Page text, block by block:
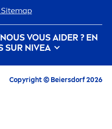
VOUS AIDER ? EN
SUR NIVEA
Travailler pour Beiersdorf
t Durable selonNIVEA
Copyright © Beiersdorf 2026